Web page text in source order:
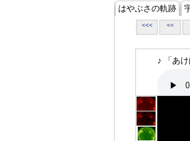
はやぶさの軌跡
<<< <<
♪ 「あけ